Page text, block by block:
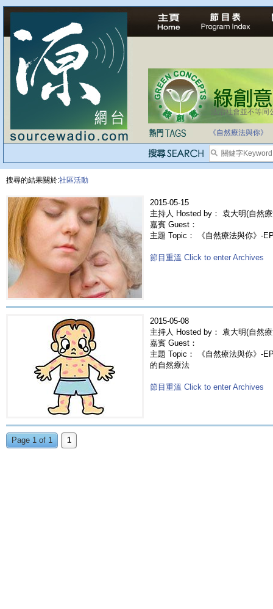
法治社會並不等同
自家教育合法化-
《自然療法與你》
搜尋的結果關於:社區活動
2015-05-15
主持人 Hosted by： 袁大明(自然
嘉賓 Guest：
主題 Topic： 《自然療法與你》-
節目重溫 Click to enter Archives
2015-05-08
主持人 Hosted by： 袁大明(自然
嘉賓 Guest：
主題 Topic： 《自然療法與你》-
的自然療法
節目重溫 Click to enter Archives
Page 1 of 1 1